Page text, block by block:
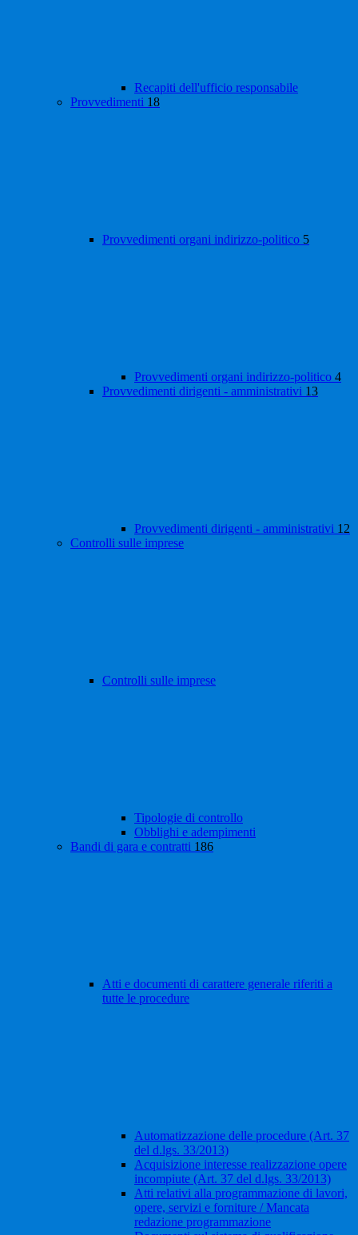
Recapiti dell'ufficio responsabile
Provvedimenti 18
Provvedimenti organi indirizzo-politico 5
Provvedimenti organi indirizzo-politico 4
Provvedimenti dirigenti - amministrativi 13
Provvedimenti dirigenti - amministrativi 12
Controlli sulle imprese
Controlli sulle imprese
Tipologie di controllo
Obblighi e adempimenti
Bandi di gara e contratti 186
Atti e documenti di carattere generale riferiti a
tutte le procedure
Automatizzazione delle procedure (Art. 37
del d.lgs. 33/2013)
Acquisizione interesse realizzazione opere
incompiute (Art. 37 del d.lgs. 33/2013)
Atti relativi alla programmazione di lavori,
opere, servizi e forniture / Mancata
redazione programmazione